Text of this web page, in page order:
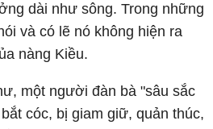
dài như sông. Trong những
và có lẽ nó không hiện ra
nàng Kiều.
một người đàn bà "sâu sắc
cóc, bị giam giữ, quản thúc,